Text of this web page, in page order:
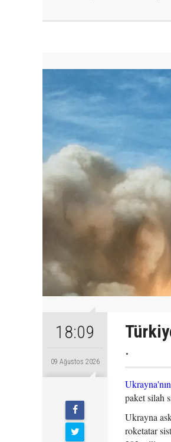
18:09
09 Ağustos 2026
.
Ukrayna'nın
paket silah
Ukrayna
roketatar